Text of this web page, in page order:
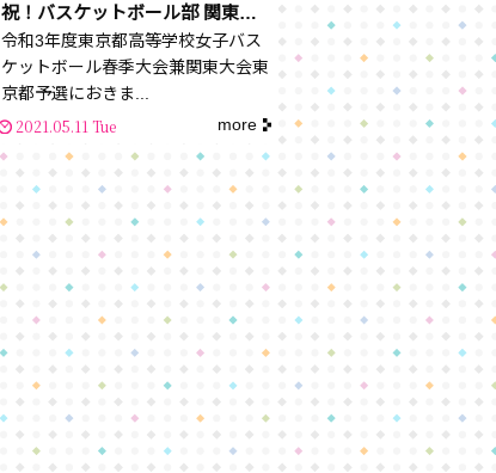
祝！バスケットボール部 関東大会出場
令和3年度東京都高等学校女子バス
ケットボール春季大会兼関東大会東
京都予選におきま...
2021.05.11 Tue more